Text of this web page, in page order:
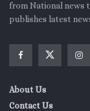
from National news
publishes latest
About Us
Contact Us